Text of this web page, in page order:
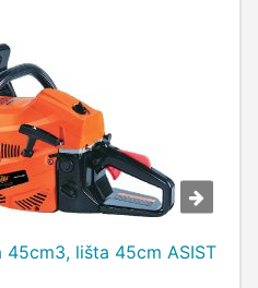
lišta 45cm ASIST